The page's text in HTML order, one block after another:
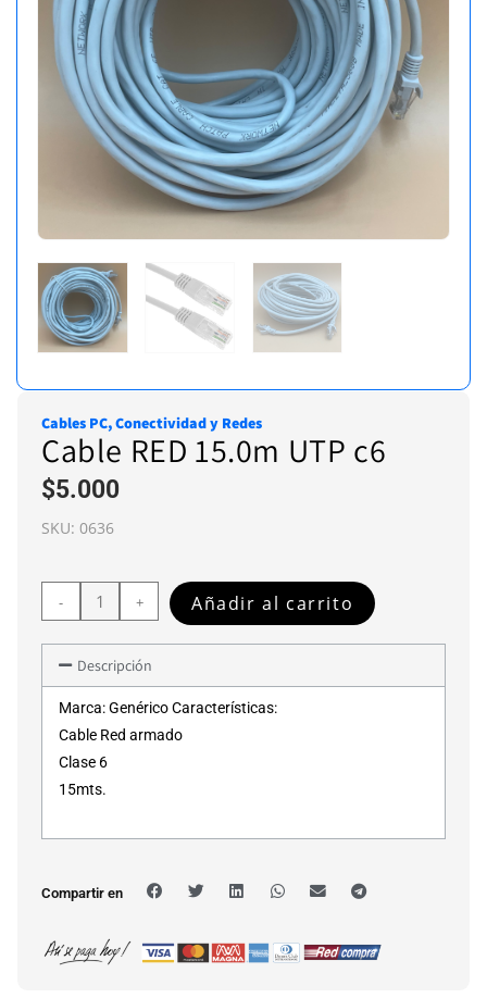
Cables PC,Conectividad y Redes
Cable RED 15.0m UTP c6
$5.000
SKU: 0636
- + Añadir al carrito
Descripción
Marca: Genérico Características:
Cable Red armado
Clase 6
15mts.
Compartir en